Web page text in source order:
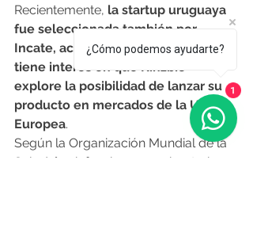
Recientemente, la startup uruguaya
fue seleccionada también por
Incate, aceleradora europea que
tiene interés en que Kinzbio
explore la posibilidad de lanzar su
producto en mercados de la Unión
Europea.
Según la Organización Mundial de la
Salud, l
as infecciones con bacterias
¿Cómo podemos ayudarte?
1